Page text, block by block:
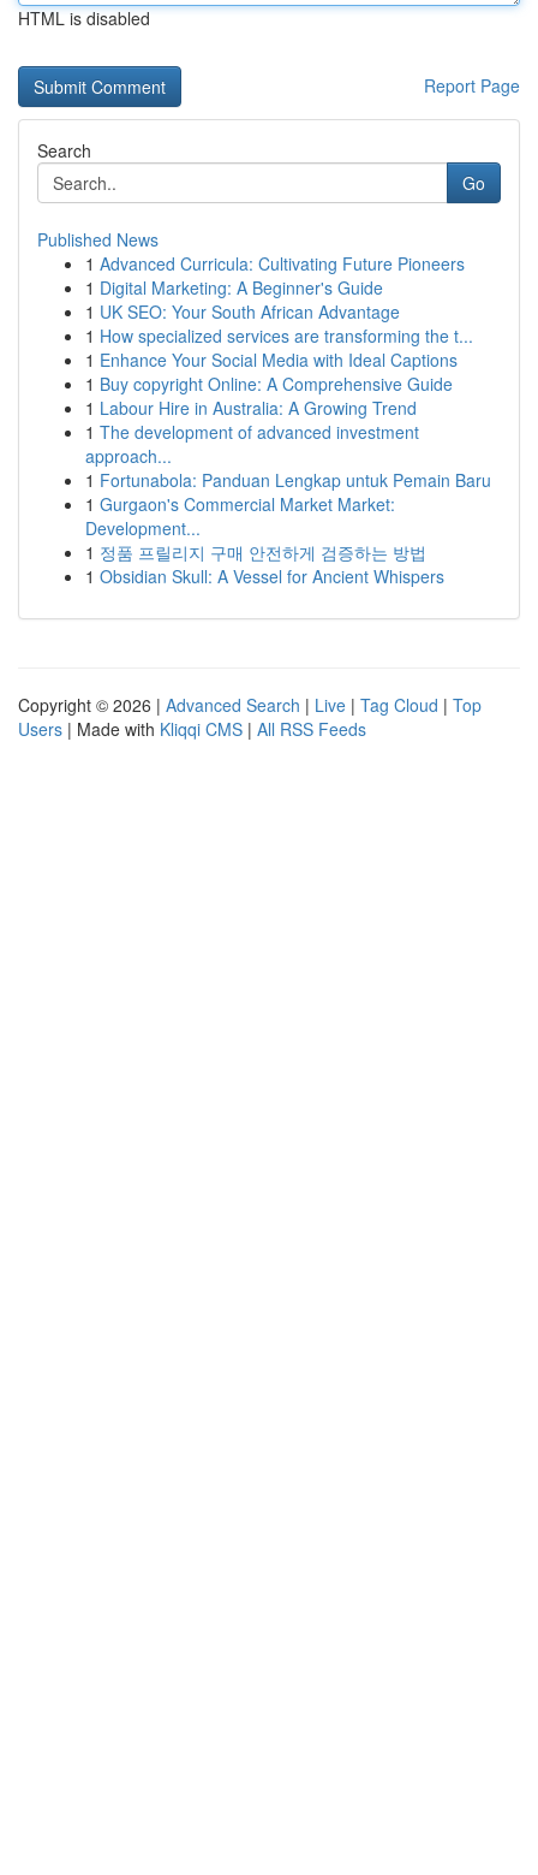
HTML is disabled
Report Page
Search
Go
Published News
1 Advanced Curricula: Cultivating Future Pioneers
1 Digital Marketing: A Beginner's Guide
1 UK SEO: Your South African Advantage
1 How specialized services are transforming the t...
1 Enhance Your Social Media with Ideal Captions
1 Buy copyright Online: A Comprehensive Guide
1 Labour Hire in Australia: A Growing Trend
1 The development of advanced investment
approach...
1 Fortunabola: Panduan Lengkap untuk Pemain Baru
1 Gurgaon's Commercial Market Market:
Development...
1 정품 프릴리지 구매 안전하게 검증하는 방법
1 Obsidian Skull: A Vessel for Ancient Whispers
Copyright © 2026 | Advanced Search | Live | Tag Cloud | Top
Users | Made with Kliqqi CMS | All RSS Feeds